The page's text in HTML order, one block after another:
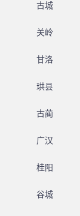
古城
关岭
甘洛
珙县
古蔺
广汉
桂阳
谷城